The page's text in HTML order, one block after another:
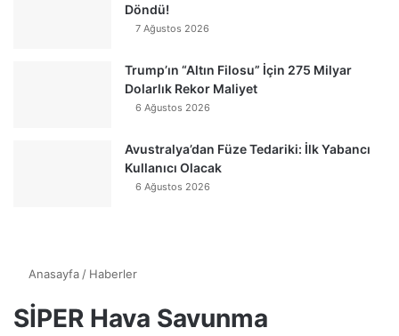
Döndü!
7 Ağustos 2026
Trump’ın “Altın Filosu” İçin 275 Milyar
Dolarlık Rekor Maliyet
6 Ağustos 2026
Avustralya’dan Füze Tedariki: İlk Yabancı
Kullanıcı Olacak
6 Ağustos 2026